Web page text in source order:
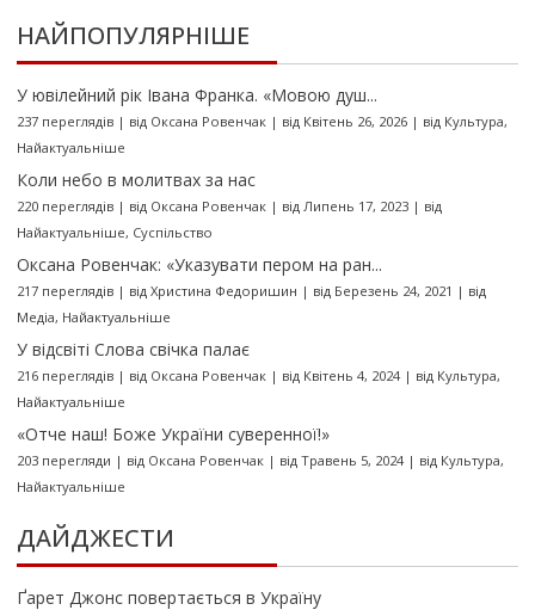
НАЙПОПУЛЯРНІШЕ
У ювілейний рік Івана Франка. «Мовою душ...
237 переглядів| від Оксана Ровенчак| від Квітень 26, 2026| від Культура,
Найактуальніше
Коли небо в молитвах за нас
220 переглядів| від Оксана Ровенчак| від Липень 17, 2023| від
Найактуальніше, Суспільство
Оксана Ровенчак: «Указувати пером на ран...
217 переглядів| від Христина Федоришин | від Березень 24, 2021 | від
Медіа, Найактуальніше
У відсвіті Слова свічка палає
216 переглядів| від Оксана Ровенчак| від Квітень 4, 2024| від Культура,
Найактуальніше
«Отче наш! Боже України суверенної!»
203 перегляди | від Оксана Ровенчак| від Травень 5, 2024| від Культура,
Найактуальніше
ДАЙДЖЕСТИ
Ґарет Джонс повертається в Україну